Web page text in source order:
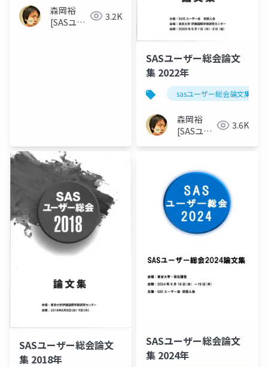
森岡裕
[SASユー
3.2K
SASユーザー総会論文
集 2022年
sasユーザー総会論文集
森岡裕
[SASユー
3.6K
SASユーザー総会論文
集 2018年
SASユーザー総会論文
集 2024年